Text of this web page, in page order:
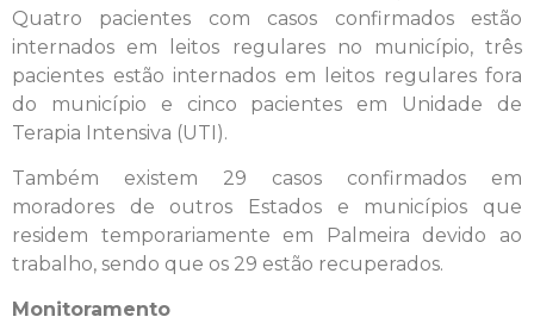
Quatro pacientes com casos confirmados estão
internados em leitos regulares no município, três
pacientes estão internados em leitos regulares fora
do município e cinco pacientes em Unidade de
Terapia Intensiva (UTI).
Também existem 29 casos confirmados em
moradores de outros Estados e municípios que
residem temporariamente em Palmeira devido ao
trabalho, sendo que os 29 estão recuperados.
Monitoramento